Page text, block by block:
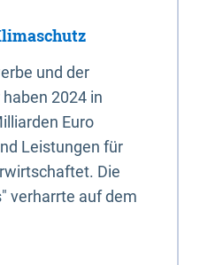
und der
2024 in
Euro
Leistungen für
Die
verharrte auf dem